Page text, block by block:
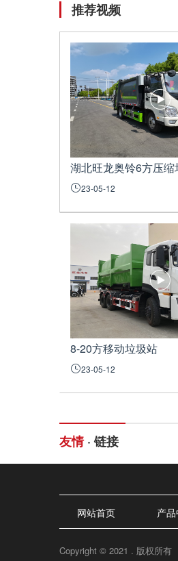
推荐视频
23-05-12
8-20方移动垃圾站
23-05-12
友情· 链接
网站首页 产
Copyright © 2021 . 版权所有